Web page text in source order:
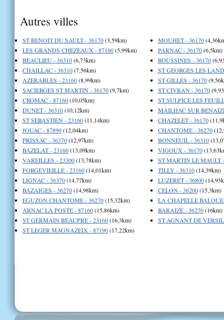
Autres villes
ST BENOIT DU SAULT - 36170(3,59km)
LES GRANDS CHEZEAUX - 87160(5,99km)
BEAULIEU - 36310(6,73km)
CHAILLAC - 36310(7,56km)
AZERABLES - 23160(8,99km)
SACIERGES ST MARTIN - 36170(9,7km)
CROMAC - 87160(10,05km)
DUNET - 36310(10,12km)
ST SEBASTIEN - 23160(11,14km)
JOUAC - 87890(12,04km)
PRISSAC - 36370(12,97km)
BAZELAT - 23160(13,09km)
VAREILLES - 23300(13,78km)
FORGEVIEILLE - 23160(14,01km)
LIGNAC - 36370(14,77km)
BAZAIGES - 36270(14,98km)
EGUZON CHANTOME - 36270(15,32km)
ARNAC LA POSTE - 87160(15,86km)
ST GERMAIN BEAUPRE - 23160(16,3km)
ST LEGER MAGNAZEIX - 87190(17,22km)
MOUHET - 36170
PARNAC - 36170(6,5km)
ROUSSINES - 36170
ST GEORGES LES
ST GILLES - 36170
ST CIVRAN - 36170
ST SULPICE LES
MAILHAC SUR
CHAZELET - 36170
CHANTOME - 36270
BONNEUIL - 36310
VIGOUX - 36170
ST MARTIN LE MAULT
TILLY - 36310(14,39km)
LUZERET - 36800
CELON - 36200(15,3km)
LA CHAPELLE BALOUE
BARAIZE - 36270(16km)
ST AGNANT DE